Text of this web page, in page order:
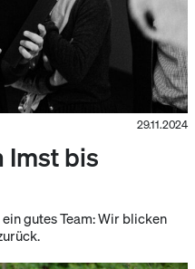
29.11.2024
Imst bis
gutes Team: Wir blicken